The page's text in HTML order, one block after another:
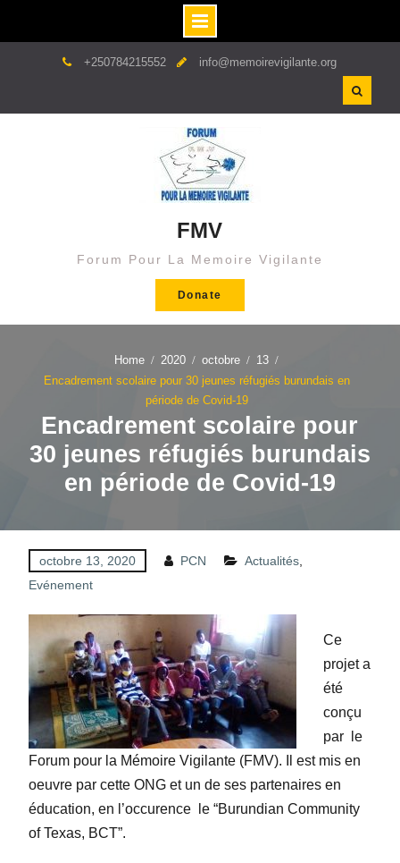
+250784215552 info@memoirevigilante.org
FMV
Forum Pour La Memoire Vigilante
Donate
Home 2020 octobre
13
Encadrement scolaire pour 30 jeunes réfugiés burundais en
période de Covid-19
Encadrement scolaire pour
30 jeunes réfugiés burundais
en période de Covid-19
octobre 13, 2020 PCN Actualités,
Evénement
Ce
projet a
été
conçu
par
le
Forum pour la Mémoire Vigilante (FMV). Il est mis en
oeuvre par cette ONG et un de ses partenaires en
éducation, en l’occurence
le “Burundian Community
of Texas, BCT”.